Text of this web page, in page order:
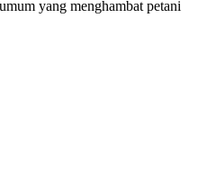
yang menghambat petani